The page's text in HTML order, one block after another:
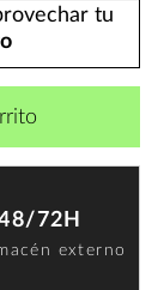
tu
72H
externo